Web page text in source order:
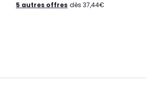
5 autres offres dès 37,44€